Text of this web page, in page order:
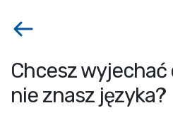
Chcesz wyjechać
nie znasz języka?